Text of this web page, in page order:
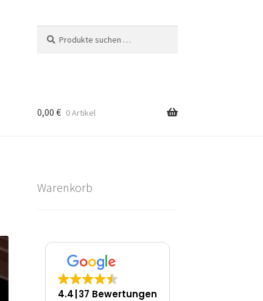
nach:
0,00 € 0 Artikel
Warenkorb
4.4 37 Bewertungen